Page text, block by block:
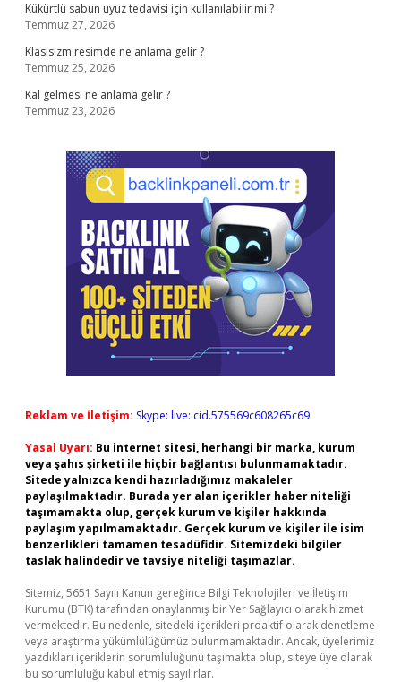
Kükürtlü sabun uyuz tedavisi için kullanılabilir mi ?
Temmuz 27, 2026
Klasisizm resimde ne anlama gelir ?
Temmuz 25, 2026
Kal gelmesi ne anlama gelir ?
Temmuz 23, 2026
Reklam ve İletişim: Skype: live:.cid.575569c608265c69
Yasal Uyarı: Bu internet sitesi, herhangi bir marka, kurum
veya şahıs şirketi ile hiçbir bağlantısı bulunmamaktadır.
Sitede yalnızca kendi hazırladığımız makaleler
paylaşılmaktadır. Burada yer alan içerikler haber niteliği
taşımamakta olup, gerçek kurum ve kişiler hakkında
paylaşım yapılmamaktadır. Gerçek kurum ve kişiler ile isim
benzerlikleri tamamen tesadüfidir. Sitemizdeki bilgiler
taslak halindedir ve tavsiye niteliği taşımazlar.
Sitemiz, 5651 Sayılı Kanun gereğince Bilgi Teknolojileri ve İletişim
Kurumu (BTK) tarafından onaylanmış bir Yer Sağlayıcı olarak hizmet
vermektedir. Bu nedenle, sitedeki içerikleri proaktif olarak denetleme
veya araştırma yükümlülüğümüz bulunmamaktadır. Ancak, üyelerimiz
yazdıkları içeriklerin sorumluluğunu taşımakta olup, siteye üye olarak
bu sorumluluğu kabul etmiş sayılırlar.